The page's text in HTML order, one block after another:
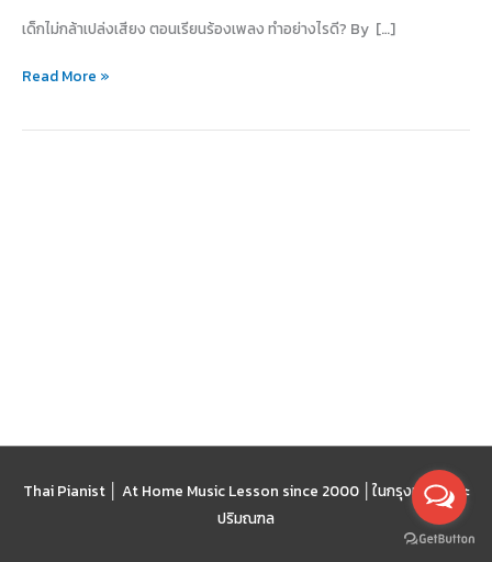
เด็กไม่กล้าเปล่งเสียง ตอนเรียนร้องเพลง ทำอย่างไรดี? By […]
ร้อง
ทำ
ดี?
Read More »
Thai Pianist │ At Home Music Lesson since 2000 │ ในกรุงเทพฯ และ
ปริมณฑล